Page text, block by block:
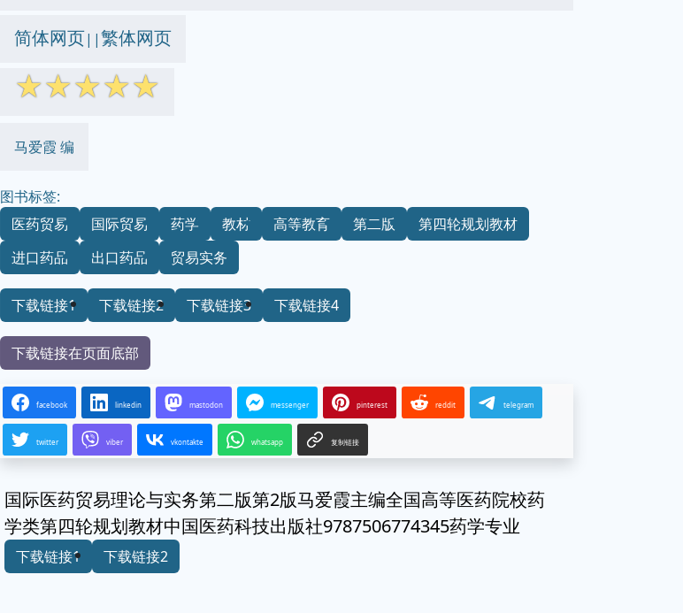
简体网页||繁体网页
☆☆☆☆☆
马爱霞 编
图书标签:
医药贸易
国际贸易 药学 教材 高等教育 第二版
第四轮规划教材
进口药品
出口药品 贸易实务
下载链接1 下载链接2 下载链接3 下载链接4
下载链接在页面底部
facebook linkedin mastodon messenger pinterest reddit telegram
twitter viber vkontakte whatsapp 复制链接
国际医药贸易理论与实务第二版第2版马爱霞主编全国高等医药院校药
学类第四轮规划教材中国医药科技出版社9787506774345药学专业
下载链接1 下载链接2